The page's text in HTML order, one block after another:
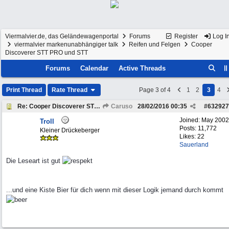
Register Log
Viermalvier.de, das Geländewagenportal
Forums
viermalvier markenunabhängiger talk
Reifen und Felgen
Cooper
Discoverer STT PRO und STT
Forums Calendar Active Threads
Print Thread Rate Thread Page 3 of 4 1 2 3 4
Re: Cooper Discoverer STT PRO und STT Caruso #632927
28/02/2016 00:35
Joined: May 2002
Posts: 11,772
Likes: 22
Sauerland
Troll
Kleiner Drückeberger
Die Leseart ist gut
...und eine Kiste Bier für dich wenn mit dieser Logik jemand durch kommt